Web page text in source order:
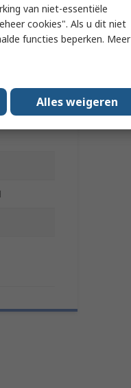
van niet-essentiële
cookies". Als u dit niet
functies beperken. Meer
Alles weigeren